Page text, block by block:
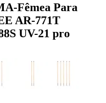
Fêmea Para
AR-771T
UV-21 pro